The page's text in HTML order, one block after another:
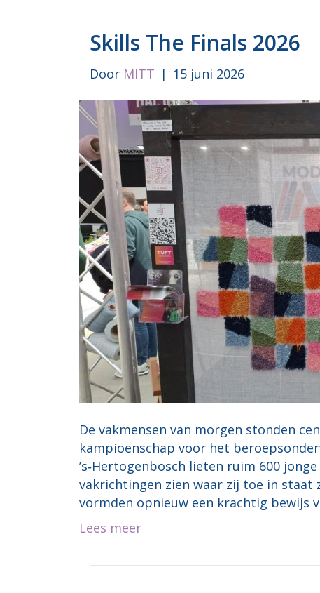
Skills The Finals 2026
Door MITT | 15 juni 2026
De vakmensen van morgen stonden
kampioenschap voor het
’s‑Hertogenbosch lieten ruim 600
vakrichtingen zien waar zij toe in staat
vormden opnieuw een krachtig bewijs
Lees meer